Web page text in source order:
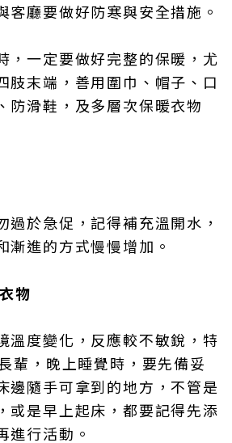
客廳要做好防寒與安全措施。
，一定要做好完整的保暖，尤
肢末端，善用圍巾、帽子、口
防滑鞋，及多層次保暖衣物
過於急促，記得補充溫開水，
漸進的方式慢慢增加。
物
溫度變化，反應較不敏銳，特
輩，晚上睡覺時，要先備妥
邊隨手可拿到的地方，不管是
或是早上起床，都要記得先添
進行活動。